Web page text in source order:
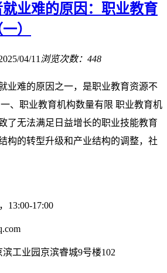
业难的原因：职业教育
）
04/11 浏览次数：448
业难的原因之一，是职业教育资源不
、职业教育机构数量有限 职业教育机
了无法满足日益增长的职业技能教育
构的转型升级和产业结构的调整，社
13:00-17:00
工业园京滨睿城9号楼102